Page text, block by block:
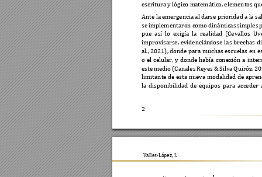
2
escritura y lógico matemática, elementos
Ante la emergencia al darse prioridad a la
se implementaron como dinámicas simples
pue así lo exigía la realidad (Cevallos
improvisarse, evidenciándose las brechas
al., 2021), donde para muchas escuelas en
o el celular, y donde había conexión a
este medio (Canales Reyes & Silva Quiróz,
limitante de esta nueva modalidad de
la disponibilidad de equipos para acceder
Valles-López, I.